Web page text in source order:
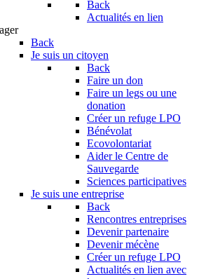
Back
Actualités en lien
Back
Je suis un citoyen
Back
Faire un don
Faire un legs ou une
donation
Créer un refuge LPO
Bénévolat
Ecovolontariat
Aider le Centre de
Sauvegarde
Sciences participatives
Je suis une entreprise
Back
Rencontres entreprises
Devenir partenaire
Devenir mécène
Créer un refuge LPO
Actualités en lien avec